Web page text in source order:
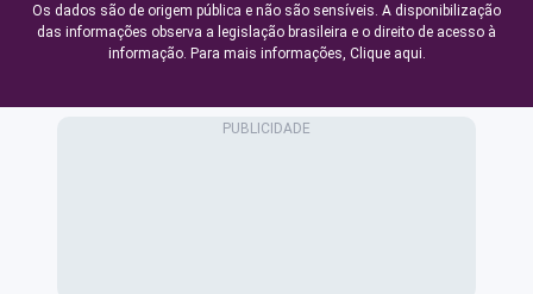
Os dados são de origem pública e não são sensíveis. A disponibilização
das informações observa a legislação brasileira e o direito de acesso à
informação. Para mais informações, Clique aqui.